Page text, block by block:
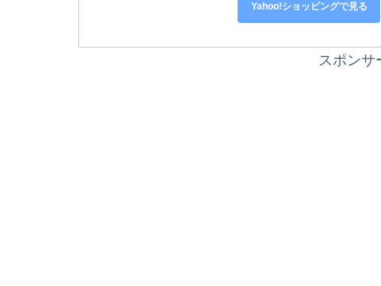
Yahoo!ショッピングで見る
スポンサ